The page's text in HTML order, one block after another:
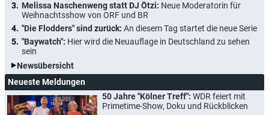
Melissa Naschenweng statt DJ Ötzi: Neue Moderatorin für
Weihnachtsshow von ORF und BR
"Die Flodders" sind zurück: An diesem Tag startet die neue Serie
"Baywatch": Hier wird die Neuauflage in Deutschland zu sehen
sein
Newsübersicht
Neueste Meldungen
50 Jahre "Kölner Treff": WDR feiert mit
Primetime-Show, Doku und Rückblicken